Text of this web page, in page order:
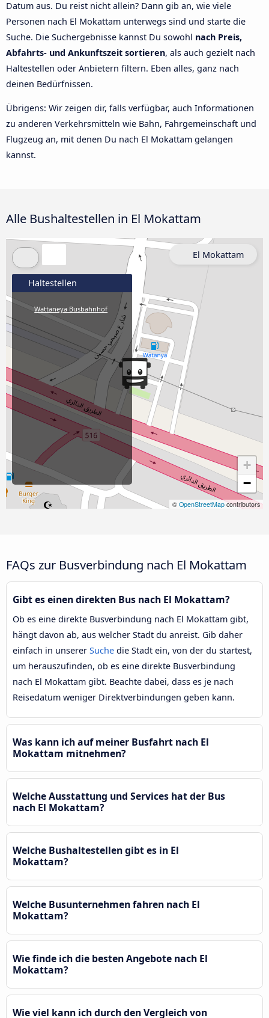
Datum aus. Du reist nicht allein? Dann gib an, wie viele
Personen nach El Mokattam unterwegs sind und starte die
Suche. Die Suchergebnisse kannst Du sowohl nach Preis,
Abfahrts- und Ankunftszeit sortieren, als auch gezielt nach
Haltestellen oder Anbietern filtern. Eben alles, ganz nach
deinen Bedürfnissen.
Übrigens: Wir zeigen dir, falls verfügbar, auch Informationen
zu anderen Verkehrsmitteln wie Bahn, Fahrgemeinschaft und
Flugzeug an, mit denen Du nach El Mokattam gelangen
kannst.
Alle Bushaltestellen in El Mokattam
+
−
© OpenStreetMapcontributors
Haltestellen
Wattaneya Busbahnhof
El Mokattam
FAQs zur Busverbindung nach El Mokattam
Gibt es einen direkten Bus nach El Mokattam?
Ob es eine direkte Busverbindung nach El Mokattam gibt,
hängt davon ab, aus welcher Stadt du anreist. Gib daher
einfach in unserer Suche die Stadt ein, von der du startest,
um herauszufinden, ob es eine direkte Busverbindung
nach El Mokattam gibt. Beachte dabei, dass es je nach
Reisedatum weniger Direktverbindungen geben kann.
Was kann ich auf meiner Busfahrt nach El
Mokattam mitnehmen?
Welche Ausstattung und Services hat der Bus
nach El Mokattam?
Welche Bushaltestellen gibt es in El
Mokattam?
Welche Busunternehmen fahren nach El
Mokattam?
Wie finde ich die besten Angebote nach El
Mokattam?
Wie viel kann ich durch den Vergleich von